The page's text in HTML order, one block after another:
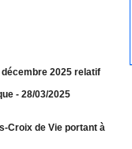
décembre 2025 relatif
- 28/03/2025
Croix de Vie portant à